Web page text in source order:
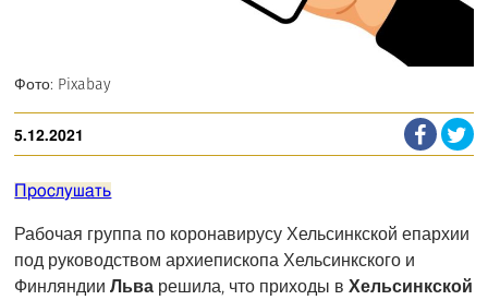
Фото: Pixabay
5.12.2021
Прослушать
Рабочая группа по коронавирусу Хельсинкской епархии
под руководством архиепископа Хельсинкского и
ФинляндииЛьва решила, что приходы вХельсинкской